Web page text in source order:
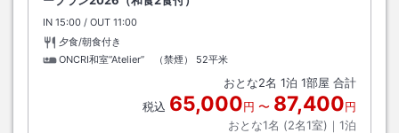
IN チェックイン
15:00 / OUT チェックアウト
11:00
夕食/朝食付き
ONCRI和室“Atelier” （禁煙）
52平米
おとな2名 1泊 1部屋 合計
税込 65,000円 〜 87,400円
おとな1名 (2名1室)｜ 1泊